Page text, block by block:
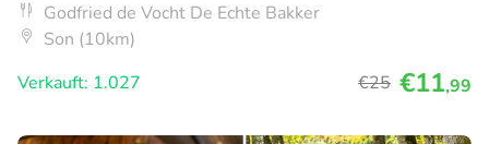
Godfried de Vocht De Echte Bakker
Son (10km)
Verkauft: 1.027
€25 €11,99